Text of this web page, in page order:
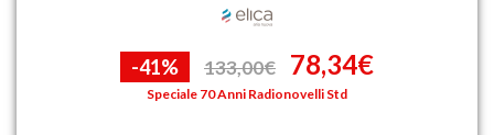
-41% 133,00€ 78,34€
Speciale 70 Anni Radionovelli Std